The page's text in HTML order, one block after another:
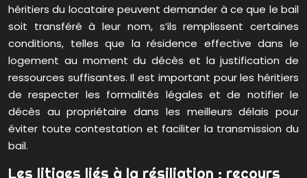
héritiers du locataire peuvent demander à ce que le bail
soit transféré à leur nom, s’ils remplissent certaines
conditions, telles que la résidence effective dans le
logement au moment du décès et la justification de
ressources suffisantes. Il est important pour les héritiers
de respecter les formalités légales et de notifier le
décès au propriétaire dans les meilleurs délais pour
éviter toute contestation et faciliter la transmission du
bail.
Les litiges liés à la résiliation : recours